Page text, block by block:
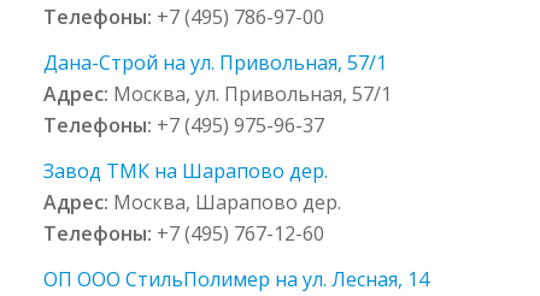
Телефоны: +7 (495) 786-97-00
Дана-Строй на ул. Привольная, 57/1
Адрес: Москва, ул. Привольная, 57/1
Телефоны: +7 (495) 975-96-37
Завод ТМК на Шарапово дер.
Адрес: Москва, Шарапово дер.
Телефоны: +7 (495) 767-12-60
ОП OOO СтильПолимер на ул. Лесная, 14